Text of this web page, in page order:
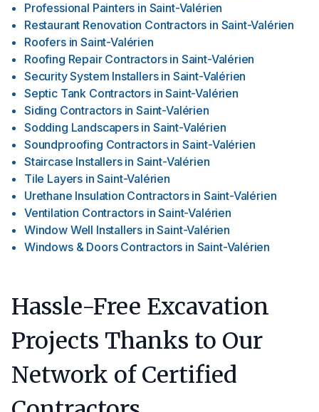
Professional Painters in Saint-Valérien
Restaurant Renovation Contractors in Saint-Valérien
Roofers in Saint-Valérien
Roofing Repair Contractors in Saint-Valérien
Security System Installers in Saint-Valérien
Septic Tank Contractors in Saint-Valérien
Siding Contractors in Saint-Valérien
Sodding Landscapers in Saint-Valérien
Soundproofing Contractors in Saint-Valérien
Staircase Installers in Saint-Valérien
Tile Layers in Saint-Valérien
Urethane Insulation Contractors in Saint-Valérien
Ventilation Contractors in Saint-Valérien
Window Well Installers in Saint-Valérien
Windows & Doors Contractors in Saint-Valérien
Hassle-Free Excavation
Projects Thanks to Our
Network of Certified